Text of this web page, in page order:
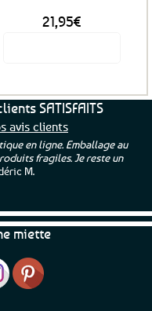
21,95€
SATISFAITS
avis clients
en ligne. Emballage au
fragiles. Je reste un
M.
miette